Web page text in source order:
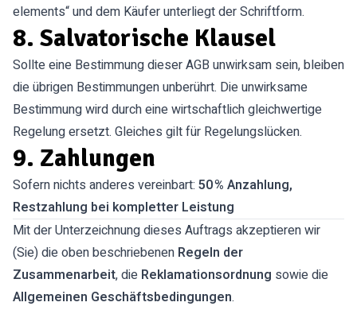
elements“ und dem Käufer unterliegt der Schriftform.
8. Salvatorische Klausel
Sollte eine Bestimmung dieser AGB unwirksam sein, bleiben
die übrigen Bestimmungen unberührt. Die unwirksame
Bestimmung wird durch eine wirtschaftlich gleichwertige
Regelung ersetzt. Gleiches gilt für Regelungslücken.
9. Zahlungen
Sofern nichts anderes vereinbart: 50 % Anzahlung,
Restzahlung bei kompletter Leistung
Mit der Unterzeichnung dieses Auftrags akzeptieren wir
(Sie) die oben beschriebenen Regeln der
Zusammenarbeit, die Reklamationsordnung sowie die
Allgemeinen Geschäftsbedingungen.